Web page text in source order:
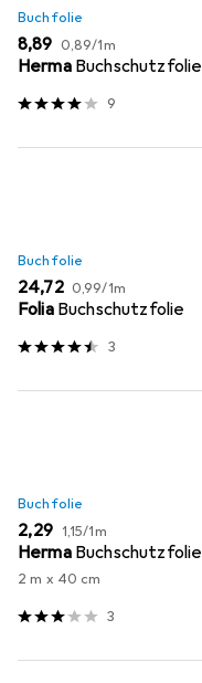
Buchfolie
EUR
8,89 EUR
0,89/1m
Herma Buchschutzfolie
9
Buchfolie
EUR
24,72 EUR
0,99/1m
Folia Buchschutzfolie
3
Buchfolie
EUR
2,29 EUR
1,15/1m
Herma Buchschutzfolie
2 m x 40 cm
3